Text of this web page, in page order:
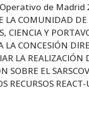
de Madrid
LA COMUNIDAD
CIENCIA Y
CONCESIÓN
LA REALIZACIÓN
SOBRE EL
RECURSOS